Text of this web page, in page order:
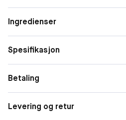
og ser uimotståelige ut! Ikke-
• Volumgivende lipgloss
• Fuktighetsgivende og nærende
Rød pepperekstrakt kan gi en lett
Ingredienser
Spesifikasjon
Betaling
Levering og retur